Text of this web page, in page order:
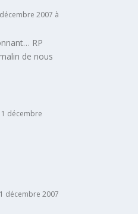
2007 à
RP
malin de nous
décembre
décembre 2007